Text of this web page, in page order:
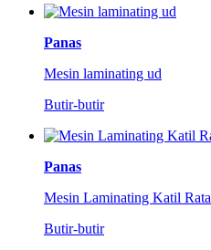
Panas
Mesin laminating ud
Butir-butir
Panas
Mesin Laminating Katil Rata
Butir-butir